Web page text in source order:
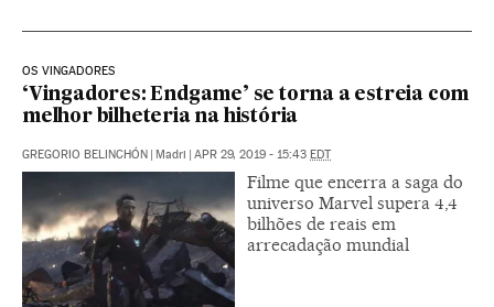
OS VINGADORES
‘Vingadores: Endgame’ se torna a estreia com
melhor bilheteria na história
GREGORIO BELINCHÓN Madri APR 29, 2019 - 15:43 EDT
Filme que encerra a saga do
universo Marvel supera 4,4
bilhões de reais em
arrecadação mundial